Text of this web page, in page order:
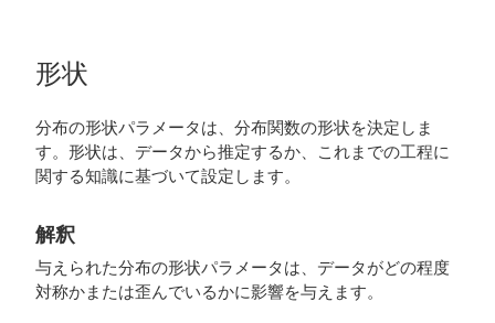
形状
分布の形状パラメータは、分布関数の形状を決定しま
す。形状は、データから推定するか、これまでの工程に
関する知識に基づいて設定します。
解釈
与えられた分布の形状パラメータは、データがどの程度
対称かまたは歪んでいるかに影響を与えます。